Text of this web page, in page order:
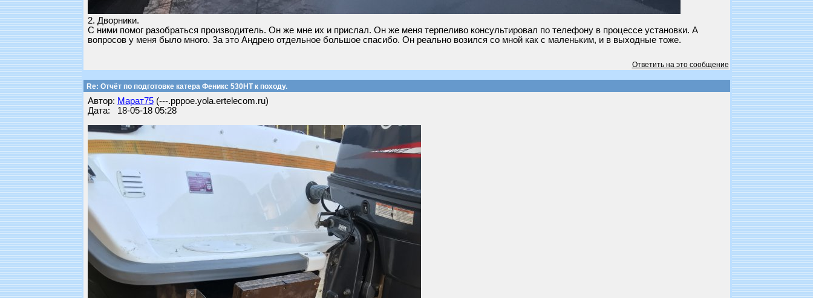
2. Дворники.
С ними помог разобраться производитель. Он же мне их и прислал. Он же меня терпеливо консультировал по телефону в процессе установки. А
вопросов у меня было много. За это Андрею отдельное большое спасибо. Он реально возился со мной как с маленьким, и в выходные тоже.
Ответить на это сообщение
Re: Отчёт по подготовке катера Феникс 530НТ к походу.
Автор: Марат75(---.pppoe.yola.ertelecom.ru)
Дата: 18-05-18 05:28